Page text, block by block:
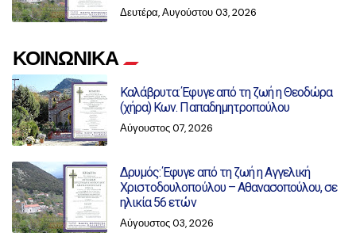
Δευτέρα, Αυγούστου 03, 2026
ΚΟΙΝΩΝΙΚΑ
Καλάβρυτα: Έφυγε από τη ζωή η Θεοδώρα
(χήρα) Κων. Παπαδημητροπούλου
Αύγουστος 07, 2026
Δρυμός: Έφυγε από τη ζωή η Αγγελική
Χριστοδουλοπούλου – Αθανασοπούλου, σε
ηλικία 56 ετών
Αύγουστος 03, 2026